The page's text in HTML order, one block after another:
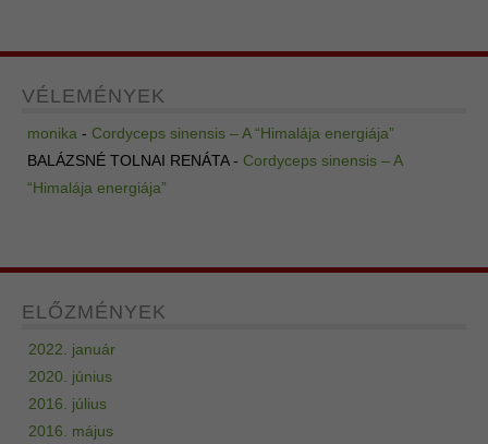
VÉLEMÉNYEK
monika - Cordyceps sinensis – A “Himalája energiája”
BALÁZSNÉ TOLNAI RENÁTA- Cordyceps sinensis – A
“Himalája energiája”
ELŐZMÉNYEK
2022. január
2020. június
2016. július
2016. május